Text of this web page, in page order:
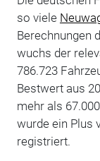
so viele
Berechnungen
wuchs der
786.723
Bestwert aus
mehr als
wurde ein Plus
registriert.